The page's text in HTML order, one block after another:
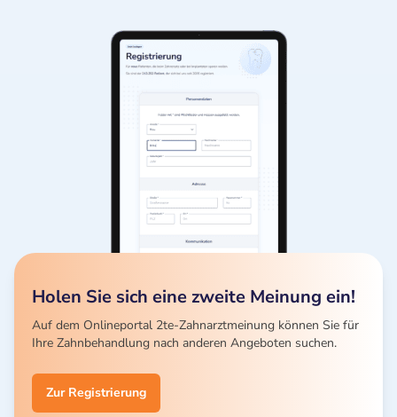
Holen Sie sich eine zweite Meinung ein!
Auf dem Onlineportal 2te-Zahnarztmeinung können Sie für
Ihre Zahnbehandlung nach anderen Angeboten suchen.
Zur Registrierung